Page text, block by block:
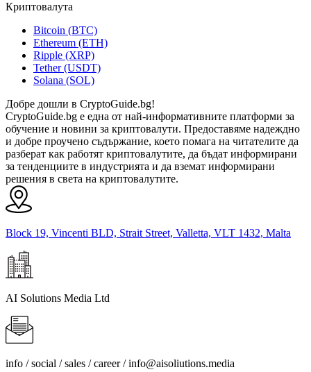
Криптовалута
Bitcoin (BTC)
Ethereum (ETH)
Ripple (XRP)
Tether (USDT)
Solana (SOL)
Добре дошли в CryptoGuide.bg!
CryptoGuide.bg е една от най-информативните платформи за
обучение и новини за криптовалути. Предоставяме надеждно
и добре проучено съдържание, което помага на читателите да
разберат как работят криптовалутите, да бъдат информирани
за тенденциите в индустрията и да вземат информирани
решения в света на криптовалутите.
Block 19, Vincenti BLD, Strait Street, Valletta, VLT 1432, Malta
AI Solutions Media Ltd
info / social / sales / career /info@aisoliutions.media